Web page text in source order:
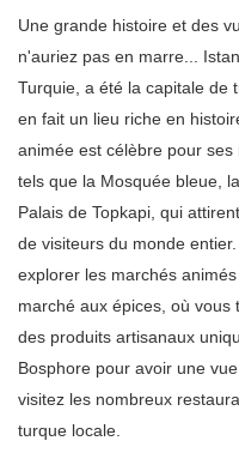
Une grande histoire et des
n'auriez pas en marre...
Turquie, a été la capitale de
en fait un lieu riche en
animée est célèbre pour ses
tels que la Mosquée bleue,
Palais de Topkapi, qui
de visiteurs du monde
explorer les marchés
marché aux épices, où
des produits artisanaux
Bosphore pour avoir une
visitez les nombreux
turque locale.